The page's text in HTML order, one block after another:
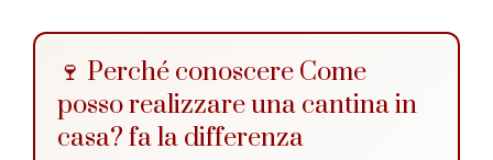
🍷 Perché conoscere Come
posso realizzare una cantina in
casa? fa la differenza